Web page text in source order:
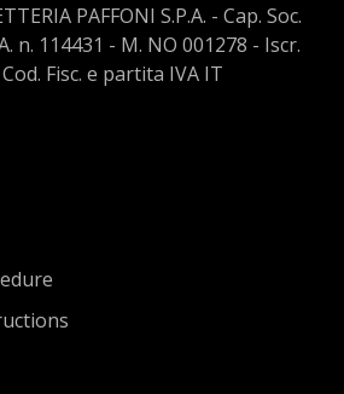
PAFFONI S.P.A. - Cap. Soc.
n. 114431 - M. NO 001278 - Iscr.
Fisc. e partita IVA IT